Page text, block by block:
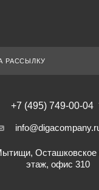
РАССЫЛКУ
+7 (495) 749-00-04
этаж, офис 310